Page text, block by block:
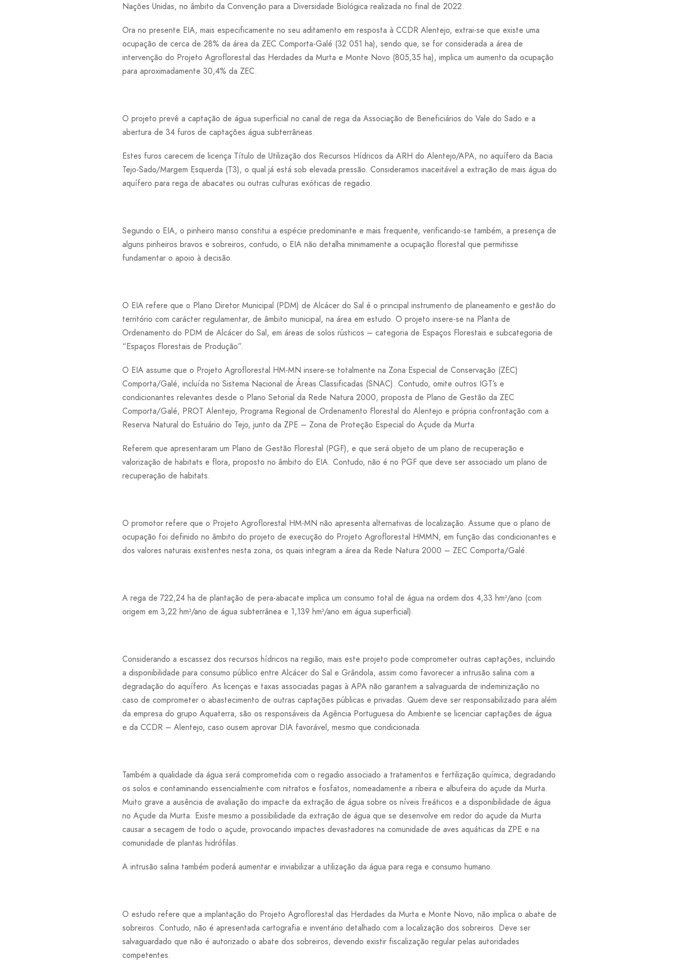
Nações Unidas, no âmbito da Convenção para a Diversidade Biológica realizada no final de 2022.
Ora no presente EIA, mais especificamente no seu aditamento em resposta à CCDR Alentejo, extrai-se que existe uma
ocupação de cerca de 28% da área da ZEC Comporta-Galé (32 051 ha), sendo que, se for considerada a área de
intervenção do Projeto Agroflorestal das Herdades da Murta e Monte Novo (805,35 ha), implica um aumento da ocupação
para aproximadamente 30,4% da ZEC.
O projeto prevê a captação de água superficial no canal de rega da Associação de Beneficiários do Vale do Sado e a
abertura de 34 furos de captações água subterrâneas.
Estes furos carecem de licença Título de Utilização dos Recursos Hídricos da ARH do Alentejo/APA, no aquífero da Bacia
Tejo-Sado/Margem Esquerda (T3), o qual já está sob elevada pressão. Consideramos inaceitável a extração de mais água do
aquífero para rega de abacates ou outras culturas exóticas de regadio.
Segundo o EIA, o pinheiro manso constitui a espécie predominante e mais frequente, verificando-se também, a presença de
alguns pinheiros bravos e sobreiros, contudo, o EIA não detalha minimamente a ocupação florestal que permitisse
fundamentar o apoio à decisão.
O EIA refere que o Plano Diretor Municipal (PDM) de Alcácer do Sal é o principal instrumento de planeamento e gestão do
território com carácter regulamentar, de âmbito municipal, na área em estudo. O projeto insere-se na Planta de
Ordenamento do PDM de Alcácer do Sal, em áreas de solos rústicos – categoria de Espaços Florestais e subcategoria de
“Espaços Florestais de Produção”.
O EIA assume que o Projeto Agroflorestal HM-MN insere-se totalmente na Zona Especial de Conservação (ZEC)
Comporta/Galé, incluída no Sistema Nacional de Áreas Classificadas (SNAC). Contudo, omite outros IGT’s e
condicionantes relevantes desde o Plano Setorial da Rede Natura 2000, proposta de Plano de Gestão da ZEC
Comporta/Galé, PROT Alentejo, Programa Regional de Ordenamento Florestal do Alentejo e própria confrontação com a
Reserva Natural do Estuário do Tejo, junto da ZPE – Zona de Proteção Especial do Açude da Murta.
Referem que apresentaram um Plano de Gestão Florestal (PGF), e que será objeto de um plano de recuperação e
valorização de habitats e flora, proposto no âmbito do EIA. Contudo, não é no PGF que deve ser associado um plano de
recuperação de habitats.
O promotor refere que o Projeto Agroflorestal HM-MN não apresenta alternativas de localização. Assume que o plano de
ocupação foi definido no âmbito do projeto de execução do Projeto Agroflorestal HMMN, em função das condicionantes e
dos valores naturais existentes nesta zona, os quais integram a área da Rede Natura 2000 – ZEC Comporta/Galé.
A rega de 722,24 ha de plantação de pera-abacate implica um consumo total de água na ordem dos 4,33 hm³/ano (com
origem em 3,22 hm³/ano de água subterrânea e 1,139 hm³/ano em água superficial).
Considerando a escassez dos recursos hídricos na região, mais este projeto pode comprometer outras captações, incluindo
a disponibilidade para consumo público entre Alcácer do Sal e Grândola, assim como favorecer a intrusão salina com a
degradação do aquífero. As licenças e taxas associadas pagas à APA não garantem a salvaguarda de indeminização no
caso de comprometer o abastecimento de outras captações públicas e privadas. Quem deve ser responsabilizado para além
da empresa do grupo Aquaterra, são os responsáveis da Agência Portuguesa do Ambiente se licenciar captações de água
e da CCDR – Alentejo, caso ousem aprovar DIA favorável, mesmo que condicionada.
Também a qualidade da água será comprometida com o regadio associado a tratamentos e fertilização química, degradando
os solos e contaminando essencialmente com nitratos e fosfatos, nomeadamente a ribeira e albufeira do açude da Murta.
Muito grave a ausência de avaliação do impacte da extração de água sobre os níveis freáticos e a disponibilidade de água
no Açude da Murta. Existe mesmo a possibilidade da extração de água que se desenvolve em redor do açude da Murta
causar a secagem de todo o açude, provocando impactes devastadores na comunidade de aves aquáticas da ZPE e na
comunidade de plantas hidrófilas.
A intrusão salina também poderá aumentar e inviabilizar a utilização da água para rega e consumo humano.
O estudo refere que a implantação do Projeto Agroflorestal das Herdades da Murta e Monte Novo, não implica o abate de
sobreiros. Contudo, não é apresentada cartografia e inventário detalhado com a localização dos sobreiros. Deve ser
salvaguardado que não é autorizado o abate dos sobreiros, devendo existir fiscalização regular pelas autoridades
competentes.